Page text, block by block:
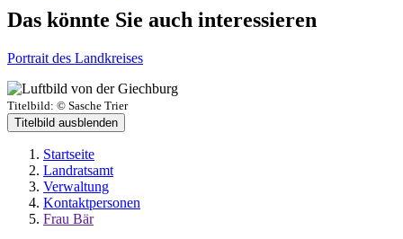
Das könnte Sie auch interessieren
Portrait des Landkreises
Titelbild: © Sasche Trier
Titelbild ausblenden
Startseite
Landratsamt
Verwaltung
Kontaktpersonen
Frau Bär